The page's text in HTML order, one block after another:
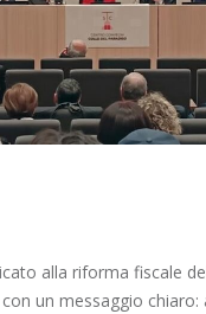
alla riforma fiscale
un messaggio chiaro: